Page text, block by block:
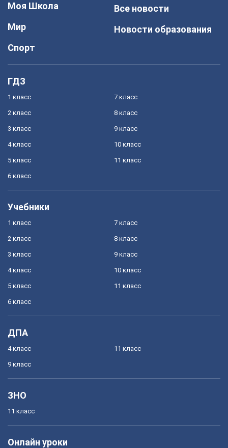
Моя Школа
Мир
Спорт
Все новости
Новости образования
ГДЗ
1 класс
2 класс
3 класс
4 класс
5 класс
6 класс
7 класс
8 класс
9 класс
10 класс
11 класс
Учебники
1 класс
2 класс
3 класс
4 класс
5 класс
6 класс
7 класс
8 класс
9 класс
10 класс
11 класс
ДПА
4 класс
9 класс
11 класс
ЗНО
11 класс
Онлайн уроки